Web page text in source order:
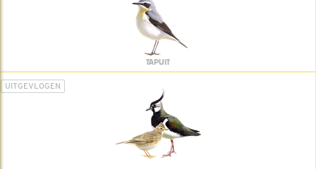
TAPUIT
UITGEVLOGEN